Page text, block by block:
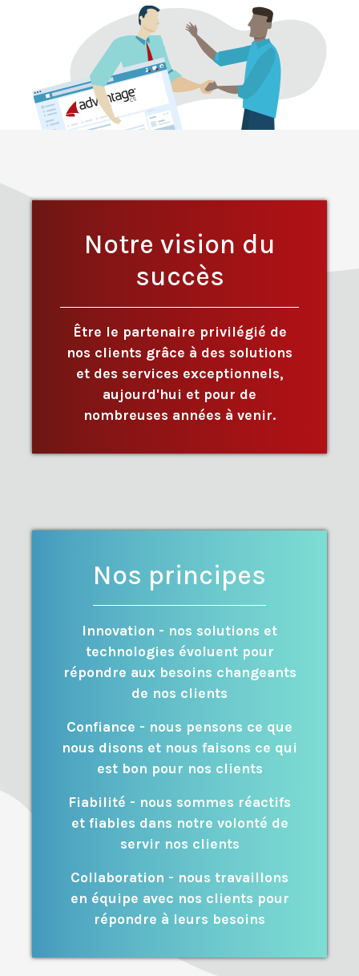
Notre vision du
succès
Être le partenaire privilégié de
nos clients grâce à des solutions
et des services exceptionnels,
aujourd'hui et pour de
nombreuses années à venir.
Nos principes
Innovation - nos solutions et
technologies évoluent pour
répondre aux besoins changeants
de nos clients
Confiance - nous pensons ce que
nous disons et nous faisons ce qui
est bon pour nos clients
Fiabilité - nous sommes réactifs
et fiables dans notre volonté de
servir nos clients
Collaboration - nous travaillons
en équipe avec nos clients pour
répondre à leurs besoins